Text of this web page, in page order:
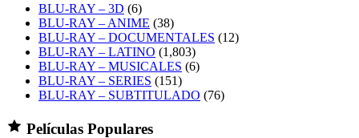
BLU-RAY – 3D (6)
BLU-RAY – ANIME (38)
BLU-RAY – DOCUMENTALES (12)
BLU-RAY – LATINO (1,803)
BLU-RAY – MUSICALES (6)
BLU-RAY – SERIES (151)
BLU-RAY – SUBTITULADO (76)
Películas Populares